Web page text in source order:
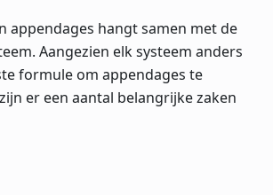
appendages hangt samen met de
Aangezien elk systeem anders
formule om appendages te
er een aantal belangrijke zaken